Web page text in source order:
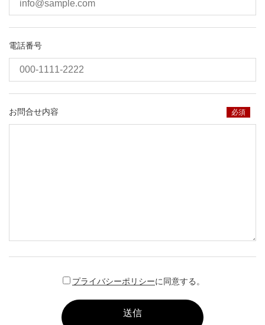
電話番号
お問合せ内容 必須
プライバシーポリシーに同意する。